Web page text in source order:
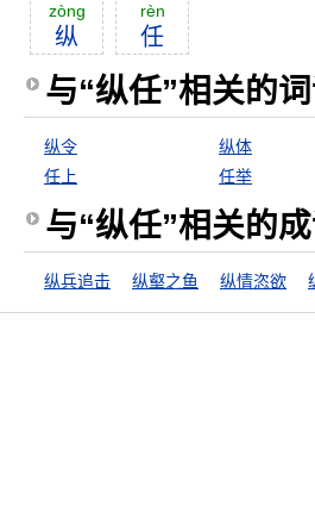
zòng
纵
rèn
任
与“纵任”相关的
纵令 纵体
任上
任举
与“纵任”相关的
纵兵追击 纵壑之鱼 纵情恣欲